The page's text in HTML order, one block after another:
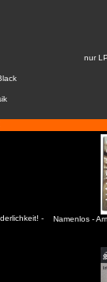
nur
-
Namenlos -